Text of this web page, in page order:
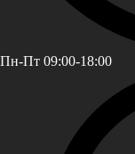
Пн-Пт 09:00-18:00